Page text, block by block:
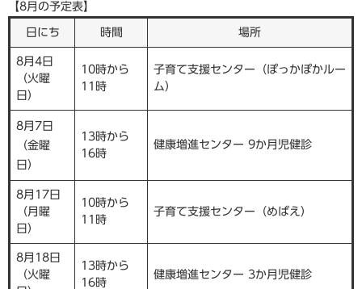
【8月の予定表】
日にち 時間 場所
8月4日
（火曜
日）
10時から
11時
子育て支援センター（ぽっかぽかルー
ム）
8月7日
（金曜
日）
13時から
16時
健康増進センター 9か月児健診
8月17日
（月曜
日）
10時から
11時
子育て支援センター（めばえ）
8月18日
（火曜
13時から
16時
健康増進センター 3か月児健診